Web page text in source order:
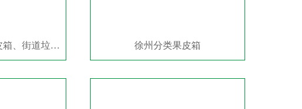
徐州社区三分类果皮箱、街道垃圾收集桶价格 徐州分类果皮箱